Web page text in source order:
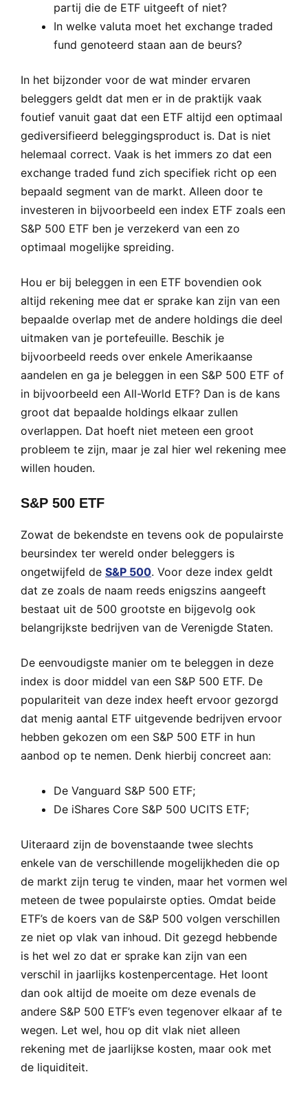
partij die de ETF uitgeeft of niet?
In welke valuta moet het exchange traded
fund genoteerd staan aan de beurs?
In het bijzonder voor de wat minder ervaren
beleggers geldt dat men er in de praktijk vaak
foutief vanuit gaat dat een ETF altijd een optimaal
gediversifieerd beleggingsproduct is. Dat is niet
helemaal correct. Vaak is het immers zo dat een
exchange traded fund zich specifiek richt op een
bepaald segment van de markt. Alleen door te
investeren in bijvoorbeeld een index ETF zoals een
S&P 500 ETF ben je verzekerd van een zo
optimaal mogelijke spreiding.
Hou er bij beleggen in een ETF bovendien ook
altijd rekening mee dat er sprake kan zijn van een
bepaalde overlap met de andere holdings die deel
uitmaken van je portefeuille. Beschik je
bijvoorbeeld reeds over enkele Amerikaanse
aandelen en ga je beleggen in een S&P 500 ETF of
in bijvoorbeeld een All-World ETF? Dan is de kans
groot dat bepaalde holdings elkaar zullen
overlappen. Dat hoeft niet meteen een groot
probleem te zijn, maar je zal hier wel rekening mee
willen houden.
S&P 500 ETF
Zowat de bekendste en tevens ook de populairste
beursindex ter wereld onder beleggers is
ongetwijfeld de S&P 500. Voor deze index geldt
dat ze zoals de naam reeds enigszins aangeeft
bestaat uit de 500 grootste en bijgevolg ook
belangrijkste bedrijven van de Verenigde Staten.
De eenvoudigste manier om te beleggen in deze
index is door middel van een S&P 500 ETF. De
populariteit van deze index heeft ervoor gezorgd
dat menig aantal ETF uitgevende bedrijven ervoor
hebben gekozen om een S&P 500 ETF in hun
aanbod op te nemen. Denk hierbij concreet aan:
De Vanguard S&P 500 ETF;
De iShares Core S&P 500 UCITS ETF;
Uiteraard zijn de bovenstaande twee slechts
enkele van de verschillende mogelijkheden die op
de markt zijn terug te vinden, maar het vormen wel
meteen de twee populairste opties. Omdat beide
ETF’s de koers van de S&P 500 volgen verschillen
ze niet op vlak van inhoud. Dit gezegd hebbende
is het wel zo dat er sprake kan zijn van een
verschil in jaarlijks kostenpercentage. Het loont
dan ook altijd de moeite om deze evenals de
andere S&P 500 ETF’s even tegenover elkaar af te
wegen. Let wel, hou op dit vlak niet alleen
rekening met de jaarlijkse kosten, maar ook met
de liquiditeit.